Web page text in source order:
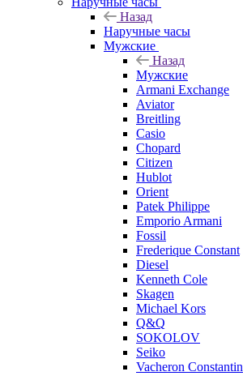
Назад
Наручные часы
Мужские
Назад
Мужские
Armani Exchange
Aviator
Breitling
Casio
Chopard
Citizen
Hublot
Orient
Patek Philippe
Emporio Armani
Fossil
Frederique Constant
Diesel
Kenneth Cole
Skagen
Michael Kors
Q&Q
SOKOLOV
Seiko
Vacheron Constantin